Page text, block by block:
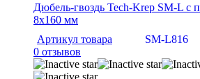
Дюбель-гвоздь Tech-Krep SM-L с
8х160 мм
Артикул товара
SM-L816
0 отзывов